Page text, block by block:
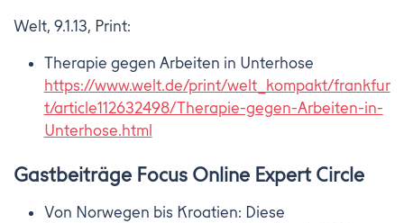
Welt, 9.1.13, Print:
Therapie gegen Arbeiten in Unterhose
https://www.welt.de/print/welt_kompakt/frankfur
t/article112632498/Therapie-gegen-Arbeiten-in-
Unterhose.html
Gastbeiträge Focus Online Expert Circle
Von Norwegen bis Kroatien: Diese